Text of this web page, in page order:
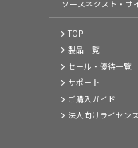
そうで
A4サ
1）拡
催し
出張地
HP広
して
ソースネクスト・サ
TOP
製品一覧
セール・優待一覧
サポート
ご購入ガイド
法人向けライセン